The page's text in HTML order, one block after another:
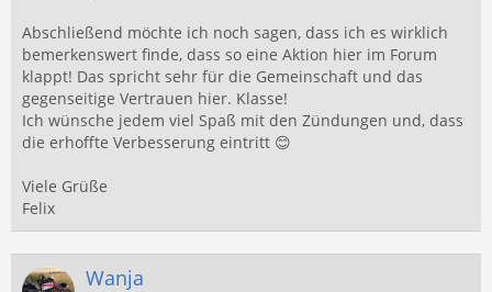
Abschließend möchte ich noch sagen, dass ich es wirklich
bemerkenswert finde, dass so eine Aktion hier im Forum
klappt! Das spricht sehr für die Gemeinschaft und das
gegenseitige Vertrauen hier. Klasse!
Ich wünsche jedem viel Spaß mit den Zündungen und, dass
die erhoffte Verbesserung eintritt 😊
Viele Grüße
Felix
Wanja